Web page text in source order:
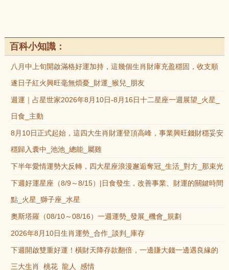
百科小知識：
八月中上旬開啟滿格好運加持，這幾個生肖財庫充盈穩固，收支順
遂日子紅火興旺毫無煩憂_財運_猴兒_朋友
週運｜占星世家2026年8月10日-8月16日十二星座一週展望_火星_
日食_主動
8月10日正式起始，這四大生肖財運登頂高峰，事業興旺錢財穩妥安
穩歸入囊中_池池_總能_屬雞
下半年愛情運勢大反轉，四大星座浪漫邂逅奪冠_生活_對方_那束光
下週好運星座（8/9～8/15）|日食發生，改善事業、財運的關鍵時間
點_火星_獅子座_水星
奧斯塔羅（08/10～08/16）一週運勢_發展_機會_規劃
2026年8月10日生肖運勢_合作_談判_庫存
下週開啟雙重好運！橫財天降存款翻倍，一邊賺大錢一邊遇良緣的
三大生肖_桃花_龍人_感情